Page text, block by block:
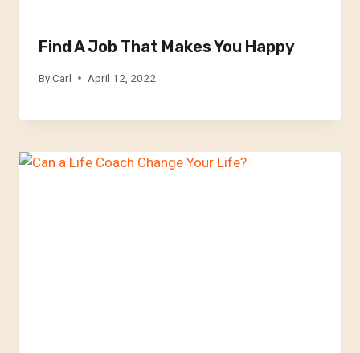
Find A Job That Makes You Happy
ByCarl April 12, 2022